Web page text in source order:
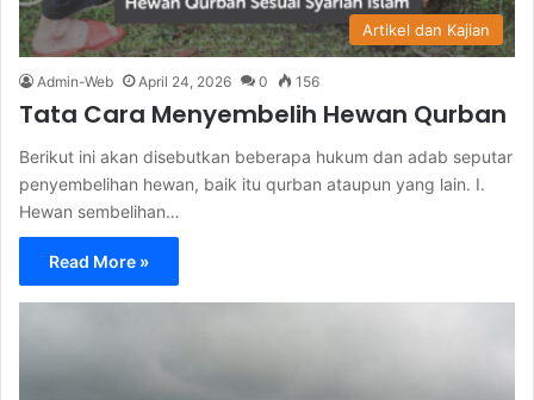
Artikel dan Kajian
Admin-Web April 24, 2026 0 156
Tata Cara Menyembelih Hewan Qurban
Berikut ini akan disebutkan beberapa hukum dan adab seputar
penyembelihan hewan, baik itu qurban ataupun yang lain. I.
Hewan sembelihan…
Read More »